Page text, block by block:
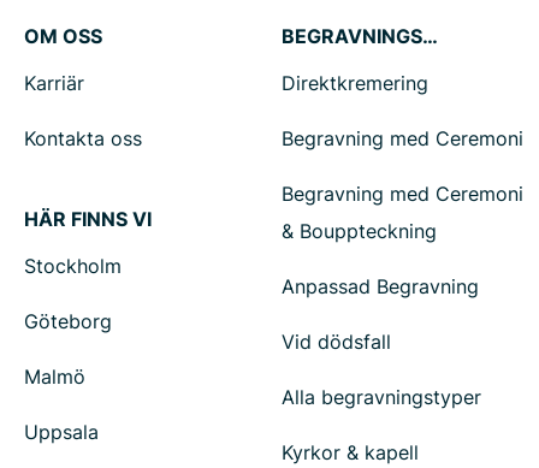
OM OSS
Karriär
Kontakta oss
HÄR FINNS VI
Stockholm
Göteborg
Malmö
Uppsala
BEGRAVNINGSTJÄNSTER
Direktkremering
Begravning med Ceremoni
Begravning med Ceremoni
& Bouppteckning
Anpassad Begravning
Vid dödsfall
Alla begravningstyper
Kyrkor & kapell